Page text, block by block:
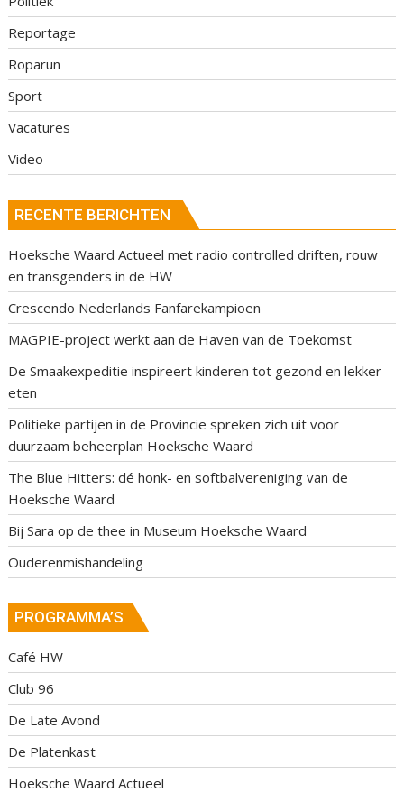
Reportage
Roparun
Sport
Vacatures
Video
RECENTE BERICHTEN
Hoeksche Waard Actueel met radio controlled driften, rouw
en transgenders in de HW
Crescendo Nederlands Fanfarekampioen
MAGPIE-project werkt aan de Haven van de Toekomst
De Smaakexpeditie inspireert kinderen tot gezond en lekker
eten
Politieke partijen in de Provincie spreken zich uit voor
duurzaam beheerplan Hoeksche Waard
The Blue Hitters: dé honk- en softbalvereniging van de
Hoeksche Waard
Bij Sara op de thee in Museum Hoeksche Waard
Ouderenmishandeling
PROGRAMMA’S
Café HW
Club 96
De Late Avond
De Platenkast
Hoeksche Waard Actueel